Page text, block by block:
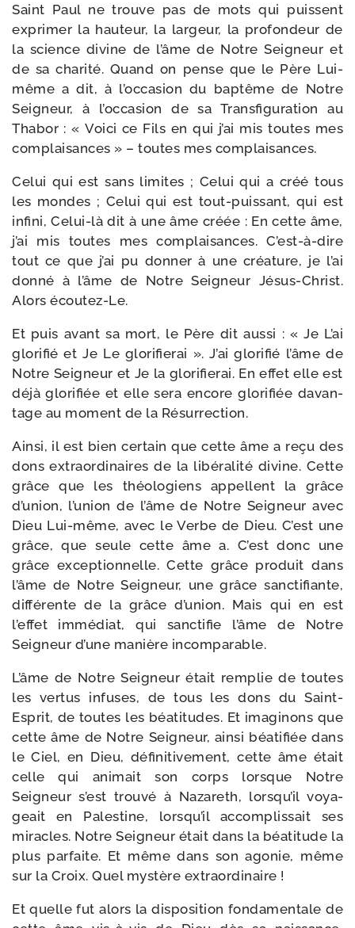
Saint Paul ne trouve pas de mots qui puissent
expri­mer la hau­teur, la lar­geur, la pro­fon­deur de
la science divine de l’âme de Notre Seigneur et
de sa cha­ri­té. Quand on pense que le Père Lui-​
même a dit, à l’occasion du bap­tême de Notre
Seigneur, à l’occasion de sa Transfiguration au
Thabor : « Voici ce Fils en qui j’ai mis toutes mes
com­plai­sances » – toutes mes complaisances.
Celui qui est sans limites ; Celui qui a créé tous
les mondes ; Celui qui est tout-​puissant, qui est
infi­ni, Celui-​là dit à une âme créée : En cette âme,
j’ai mis toutes mes com­plai­sances. C’est-à-dire
tout ce que j’ai pu don­ner à une créa­ture, je l’ai
don­né à l’âme de Notre Seigneur Jésus-​Christ.
Alors écoutez-Le.
Et puis avant sa mort, le Père dit aus­si : « Je L’ai
glo­ri­fié et Je Le glo­ri­fie­rai ». J’ai glo­ri­fié l’âme de
Notre Seigneur et Je la glo­ri­fie­rai. En effet elle est
déjà glo­ri­fiée et elle sera encore glo­ri­fiée davan­
tage au moment de la Résurrection.
Ainsi, il est bien cer­tain que cette âme a reçu des
dons extra­or­di­naires de la libé­ra­li­té divine. Cette
grâce que les théo­lo­giens appellent la grâce
d’union, l’union de l’âme de Notre Seigneur avec
Dieu Lui-​même, avec le Verbe de Dieu. C’est une
grâce, que seule cette âme a. C’est donc une
grâce excep­tion­nelle. Cette grâce pro­duit dans
l’âme de Notre Seigneur, une grâce sanc­ti­fiante,
dif­fé­rente de la grâce d’union. Mais qui en est
l’effet immé­diat, qui sanc­ti­fie l’âme de Notre
Seigneur d’une manière incomparable.
L’âme de Notre Seigneur était rem­plie de toutes
les ver­tus infuses, de tous les dons du Saint-​
Esprit, de toutes les béa­ti­tudes. Et ima­gi­nons que
cette âme de Notre Seigneur, ain­si béa­ti­fiée dans
le Ciel, en Dieu, défi­ni­ti­ve­ment, cette âme était
celle qui ani­mait son corps lorsque Notre
Seigneur s’est trou­vé à Nazareth, lorsqu’il voya­
geait en Palestine, lorsqu’il accom­plis­sait ses
miracles. Notre Seigneur était dans la béa­ti­tude la
plus par­faite. Et même dans son ago­nie, même
sur la Croix. Quel mys­tère extraordinaire !
Et quelle fut alors la dis­po­si­tion fon­da­men­tale de